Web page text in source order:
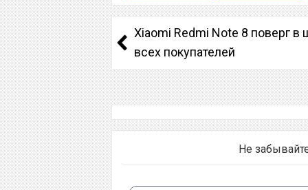
Xiaomi Redmi Note 8 поверг в
всех покупателей
Не